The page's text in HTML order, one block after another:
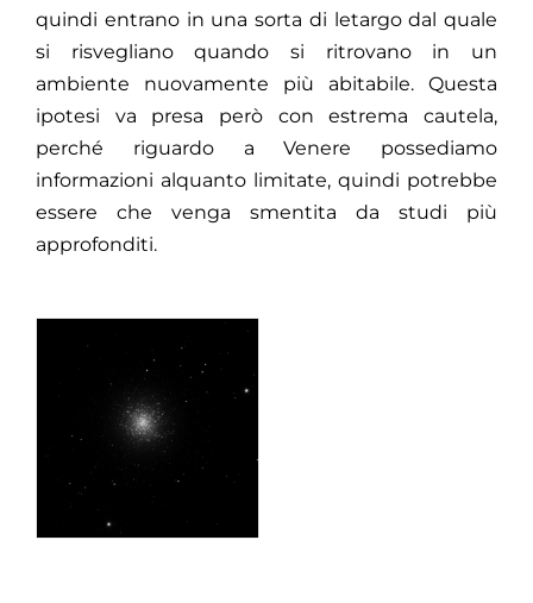
quindi entrano in una sorta di letargo dal quale
si risvegliano quando si ritrovano in un
ambiente nuovamente più abitabile. Questa
ipotesi va presa però con estrema cautela,
perché riguardo a Venere possediamo
informazioni alquanto limitate, quindi potrebbe
essere che venga smentita da studi più
approfonditi.